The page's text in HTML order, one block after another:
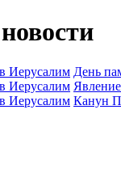
День
Канун